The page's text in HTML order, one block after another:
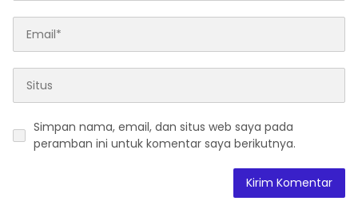
Simpan nama, email, dan situs web saya pada
peramban ini untuk komentar saya berikutnya.